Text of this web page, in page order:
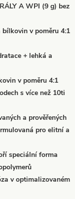
A WPI (9 g) bez
v poměru 4:1
+ lehká a
v poměru 4:1
s více než 10ti
a prověřených
pro elitní a
speciální forma
v optimalizovaném